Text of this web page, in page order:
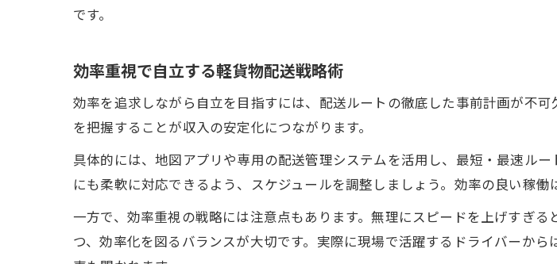
です。
効率重視で自立する軽貨物配送戦略術
効率を追求しながら自立を目指すには、配送ルートの徹底した事前計画が不
を把握することが収入の安定化につながります。
具体的には、地図アプリや専用の配送管理システムを活用し、最短・最速ル
にも柔軟に対応できるよう、スケジュールを調整しましょう。効率の良い稼働
一方で、効率重視の戦略には注意点もあります。無理にスピードを上げすぎ
つ、効率化を図るバランスが大切です。実際に現場で活躍するドライバーか